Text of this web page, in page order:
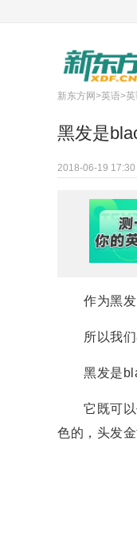
新东方网>英语>英
黑发是
2018-06-19 17:30
作为黑发的
所以我们在
黑发是
它既可以作
色的，头发金